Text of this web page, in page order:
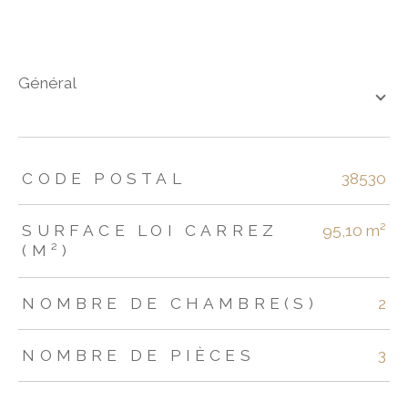
général
TRAD_ZEPHYR_Caracteristique TRAD_ZEPHYR_Valeurs
CODE POSTAL 38530
SURFACE LOI CARREZ
(M²)
95,10 m²
NOMBRE DE CHAMBRE(S) 2
NOMBRE DE PIÈCES 3